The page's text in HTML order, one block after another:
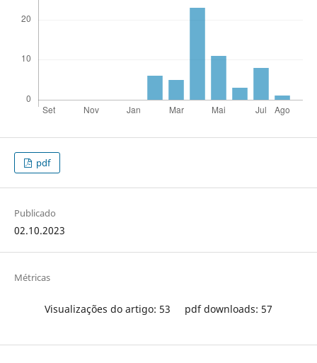
pdf
Publicado
02.10.2023
Métricas
Visualizações do artigo: 53 pdf downloads: 57